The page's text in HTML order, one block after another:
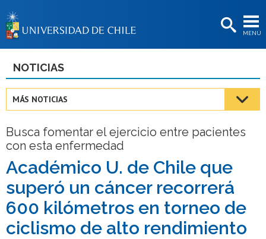
MENÚ
BIBLIOTECAS
Estudiantes
Académicas/os
Funcionarias/os
Egresadas/os
NOTICIAS
MÁS NOTICIAS
Busca fomentar el ejercicio entre pacientes
con esta enfermedad
Académico U. de Chile que
superó un cáncer recorrerá
600 kilómetros en torneo de
ciclismo de alto rendimiento